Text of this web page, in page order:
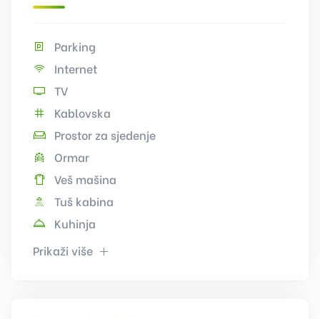
Parking
Internet
TV
Kablovska
Prostor za sjedenje
Ormar
Veš mašina
Tuš kabina
Kuhinja
Prikaži više